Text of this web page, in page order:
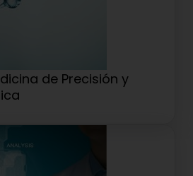
de Precisión y